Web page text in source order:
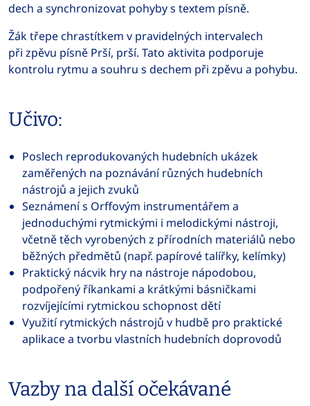
dech a synchronizovat pohyby s textem písně.
Žák třepe chrastítkem v pravidelných intervalech
při zpěvu písně Prší, prší. Tato aktivita podporuje
kontrolu rytmu a souhru s dechem při zpěvu a pohybu.
Učivo:
Poslech reprodukovaných hudebních ukázek
zaměřených na poznávání různých hudebních
nástrojů a jejich zvuků
Seznámení s Orffovým instrumentářem a
jednoduchými rytmickými i melodickými nástroji,
včetně těch vyrobených z přírodních materiálů nebo
běžných předmětů (např. papírové talířky, kelímky)
Praktický nácvik hry na nástroje nápodobou,
podpořený říkankami a krátkými básničkami
rozvíjejícími rytmickou schopnost dětí
Využití rytmických nástrojů v hudbě pro praktické
aplikace a tvorbu vlastních hudebních doprovodů
Vazby na další očekávané